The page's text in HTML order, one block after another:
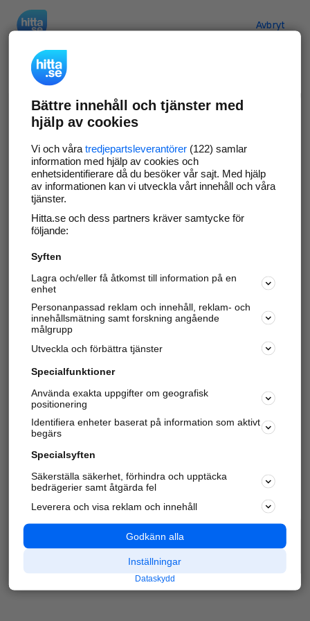
Avbryt
Verifiera ditt företag
Gör som 69 551företag
företagssida på hitta.se och syns bättre mot
kunder i ditt närområde. Helt kostnadsfritt.
Uppdatera din företagsinformation
Svara på och hantera dina omdömen
Har du redan verifierat ditt företag? Logga in
Varje vecka besöker du och4 miljoner
andra
härliga användare oss för att hitta rätt lokal
information om företag, privatpersoner och
platser.
Bättre innehåll och tjänster med
hjälp av cookies
Vi och våra tredjepartsleverantörer(122) samlar
information med hjälp av cookies och
enhetsidentifierare då du besöker vår sajt. Med hjälp
av informationen kan vi utveckla vårt innehåll och våra
tjänster.
Hitta.se och dess partners kräver samtycke för
följande:
Syften
Lagra och/eller få åtkomst till information på en
enhet
Personanpassad reklam och innehåll, reklam- och
innehållsmätning samt forskning angående
målgrupp
Utveckla och förbättra tjänster
Specialfunktioner
Använda exakta uppgifter om geografisk
positionering
Identifiera enheter baserat på information som aktivt
begärs
Specialsyften
Säkerställa säkerhet, förhindra och upptäcka
bedrägerier samt åtgärda fel
Leverera och visa reklam och innehåll
Godkänn alla
Inställningar
Dataskydd